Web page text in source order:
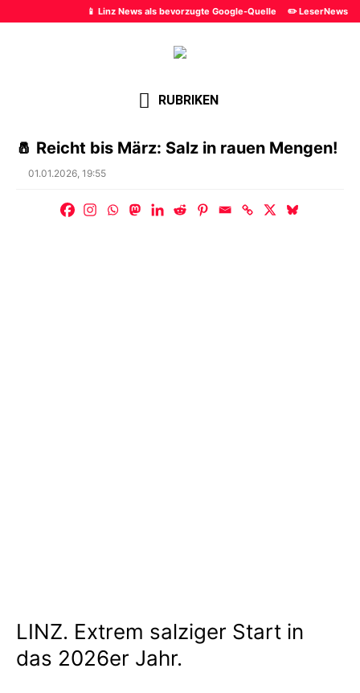
📱 Linz News als bevorzugte Google-Quelle ✏️ LeserNews
RUBRIKEN
🧂 Reicht bis März: Salz in rauen Mengen!
Posted
01.01.2026, 19:55
LINZ. Extrem salziger Start in
das 2026er Jahr.